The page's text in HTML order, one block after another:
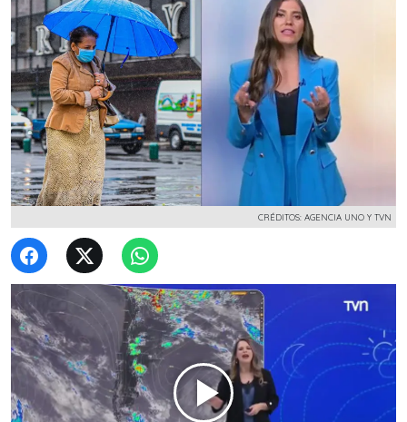
CRÉDITOS: AGENCIA UNO Y TVN